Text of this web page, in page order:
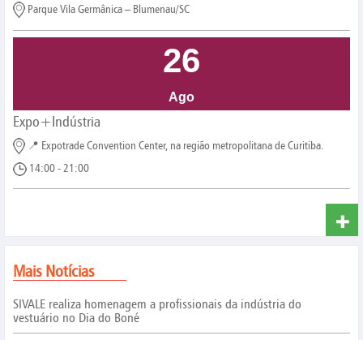
Parque Vila Germânica – Blumenau/SC
26
Ago
Expo+Indústria
📍 Expotrade Convention Center, na região metropolitana de Curitiba.
14:00 - 21:00
Mais Notícias
SIVALE realiza homenagem a profissionais da indústria do
vestuário no Dia do Boné